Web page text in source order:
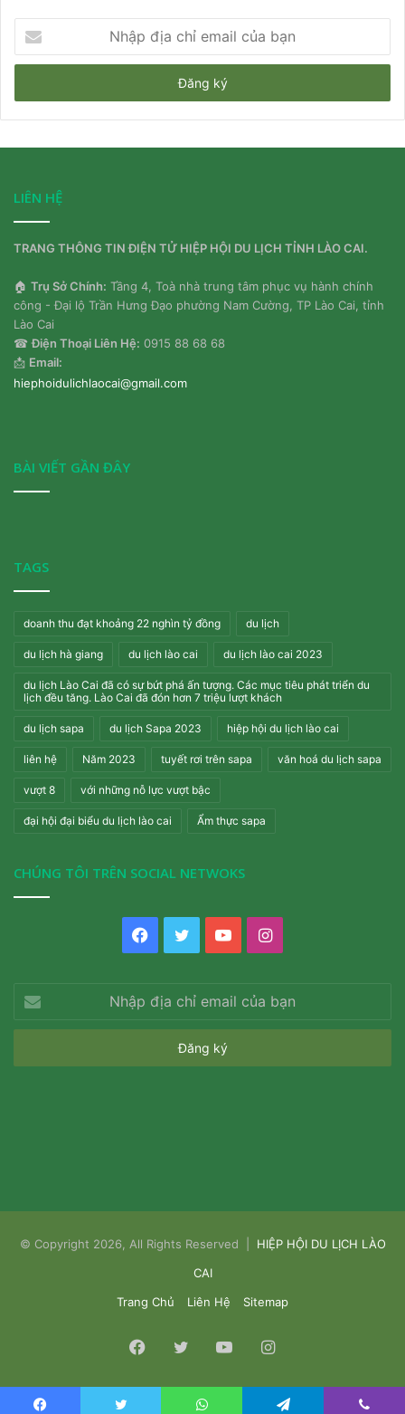
địa
chỉ
của
bạn
LIÊN HỆ
TRANG THÔNG TIN ĐIỆN TỬ HIỆP HỘI DU LỊCH TỈNH LÀO CAI.
🏠 Trụ Sở Chính: Tầng 4, Toà nhà trung tâm phục vụ hành chính
công - Đại lộ Trần Hưng Đạo phường Nam Cường, TP Lào Cai, tỉnh
Lào Cai
☎Điện Thoại Liên Hệ: 0915 88 68 68
📩 Email:
hiephoidulichlaocai@gmail.com
BÀI VIẾT GẦN ĐÂY
TAGS
doanh thu đạt khoảng 22 nghìn tỷ đồng du lịch
du lịch hà giang du lịch lào cai du lịch lào cai 2023
du lịch Lào Cai đã có sự bứt phá ấn tượng. Các mục tiêu phát triển du
lịch đều tăng. Lào Cai đã đón hơn 7 triệu lượt khách
du lịch sapa du lịch Sapa 2023 hiệp hội du lịch lào cai
liên hệ Năm 2023 tuyết rơi trên sapa văn hoá du lịch sapa
vượt 8 với những nỗ lực vượt bậc
đại hội đại biểu du lịch lào cai Ẩm thực sapa
CHÚNG TÔI TRÊN SOCIAL NETWOKS
Facebook
TwitterYouTubeInstagram
địa
chỉ
của
© Copyright 2026, All Rights Reserved | HIỆP HỘI DU LỊCH LÀO
CAI
Trang Chủ
Liên Hệ Sitemap
Facebook
TwitterYouTubeInstagram